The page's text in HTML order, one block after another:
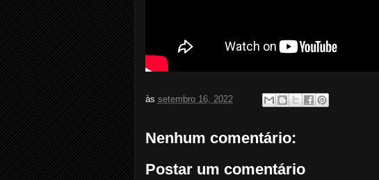
às setembro 16, 2022
Nenhum comentário:
Postar um comentário